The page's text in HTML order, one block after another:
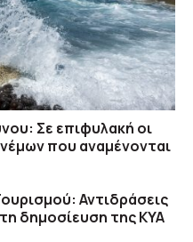
Σε επιφυλακή οι
που αναμένονται
Αντιδράσεις
δημοσίευση της ΚΥΑ